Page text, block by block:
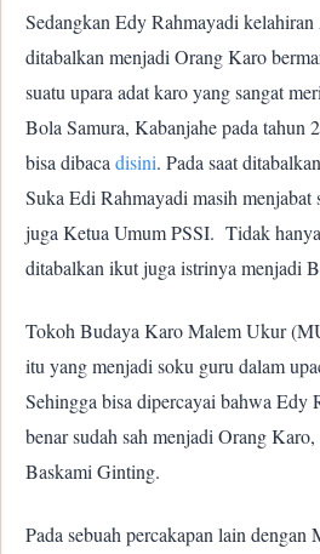
Sedangkan Edy Rahmayadi kelahiran
ditabalkan menjadi Orang Karo
suatu upara adat karo yang sangat
Bola Samura, Kabanjahe pada tahun
bisa dibaca disini. Pada saat
Suka Edi Rahmayadi masih menjabat
juga Ketua Umum PSSI. Tidak
ditabalkan ikut juga istrinya menjadi
Tokoh Budaya Karo Malem Ukur
itu yang menjadi soku guru dalam
Sehingga bisa dipercayai bahwa Edy
benar sudah sah menjadi Orang Karo,
Baskami Ginting.
Pada sebuah percakapan lain